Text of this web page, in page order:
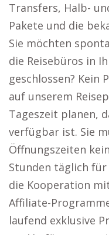
Transfers, Halb-
Pakete und die
Sie möchten
die Reisebüros in
geschlossen? Kein
auf unserem
Tageszeit planen,
verfügbar ist. Sie
Öffnungszeiten
Stunden täglich
die Kooperation
Affiliate-
laufend exklusive